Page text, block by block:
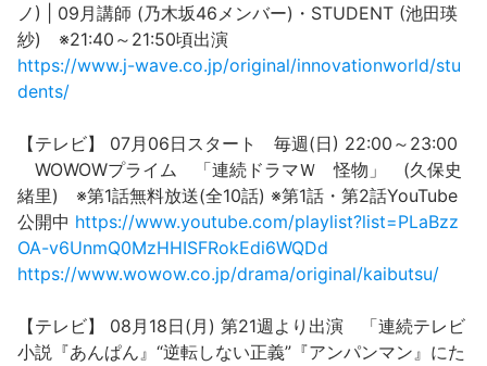
ノ) | 09月講師 (乃木坂46メンバー)・STUDENT (池田瑛
紗) ※21:40～21:50頃出演
https://www.j-wave.co.jp/original/innovationworld/stu
dents/
【テレビ】 07月06日スタート 毎週(日) 22:00～23:00
WOWOWプライム 「連続ドラマＷ 怪物」 (久保史
緒里) ※第1話無料放送(全10話) ※第1話・第2話YouTube
公開中 https://www.youtube.com/playlist?list=PLaBzz
OA-v6UnmQ0MzHHISFRokEdi6WQDd
https://www.wowow.co.jp/drama/original/kaibutsu/
【テレビ】 08月18日(月) 第21週より出演 「連続テレビ
小説『あんぱん』“逆転しない正義”『アンパンマン』にた